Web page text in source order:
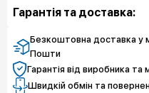
Гарантія та доставка:
Безкоштовна доставка у
Пошти
Гарантія від виробника та
Швидкій обмін та